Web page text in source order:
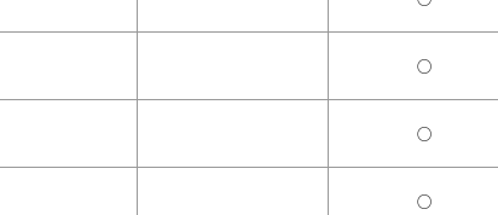
○
○
○